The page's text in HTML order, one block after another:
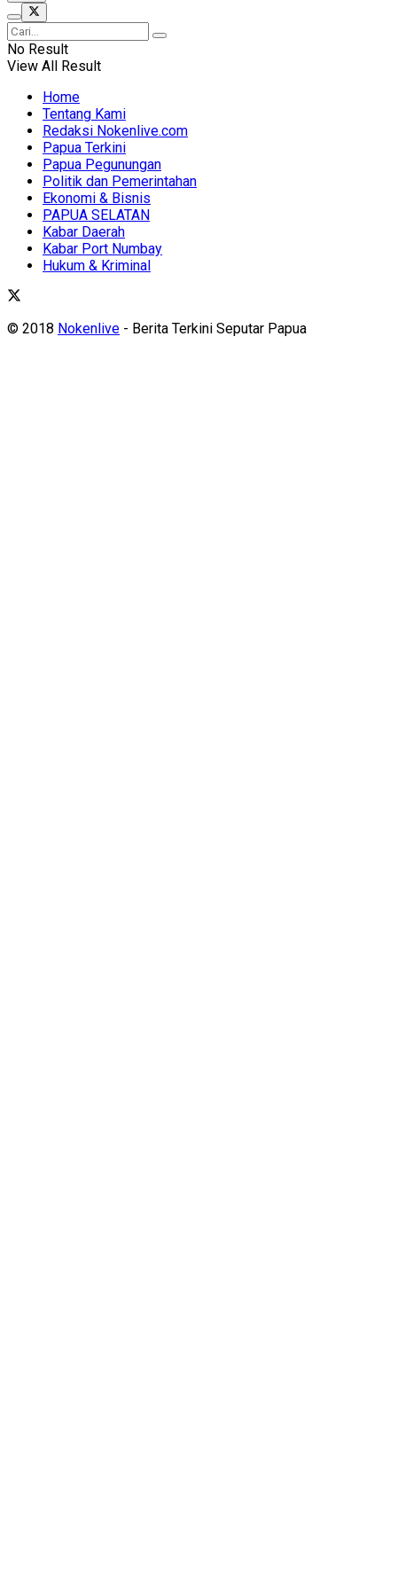
No Result
View All Result
Home
Tentang Kami
Redaksi Nokenlive.com
Papua Terkini
Papua Pegunungan
Politik dan Pemerintahan
Ekonomi & Bisnis
PAPUA SELATAN
Kabar Daerah
Kabar Port Numbay
Hukum & Kriminal
© 2018 Nokenlive - Berita Terkini Seputar Papua